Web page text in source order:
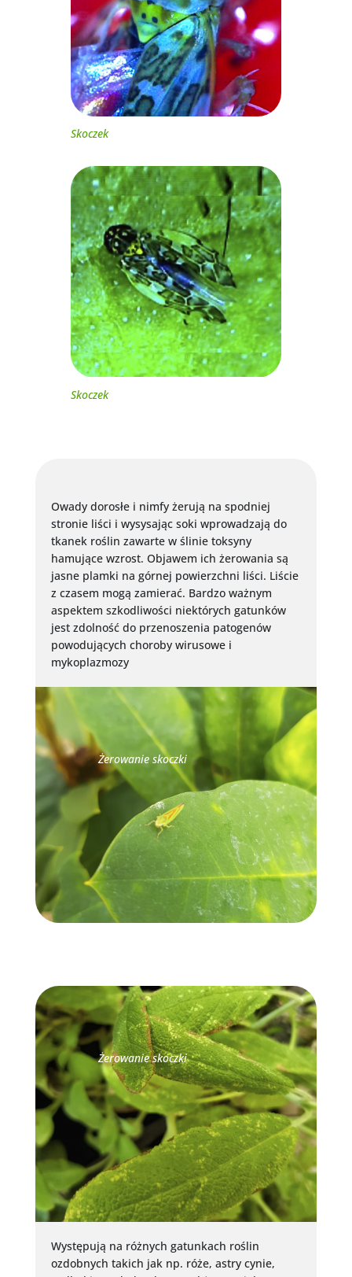
Skoczek
Skoczek
Owady dorosłe i nimfy żerują na spodniej
stronie liści i wysysając soki wprowadzają do
tkanek roślin zawarte w ślinie toksyny
hamujące wzrost. Objawem ich żerowania są
jasne plamki na górnej powierzchni liści. Liście
z czasem mogą zamierać. Bardzo ważnym
aspektem szkodliwości niektórych gatunków
jest zdolność do przenoszenia patogenów
powodujących choroby wirusowe i
mykoplazmozy
Żerowanie skoczki
Żerowanie skoczki
Występują na różnych gatunkach roślin
ozdobnych takich jak np. róże, astry cynie,